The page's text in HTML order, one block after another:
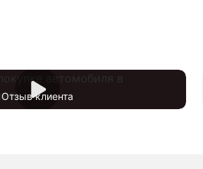
Отзыв клиента